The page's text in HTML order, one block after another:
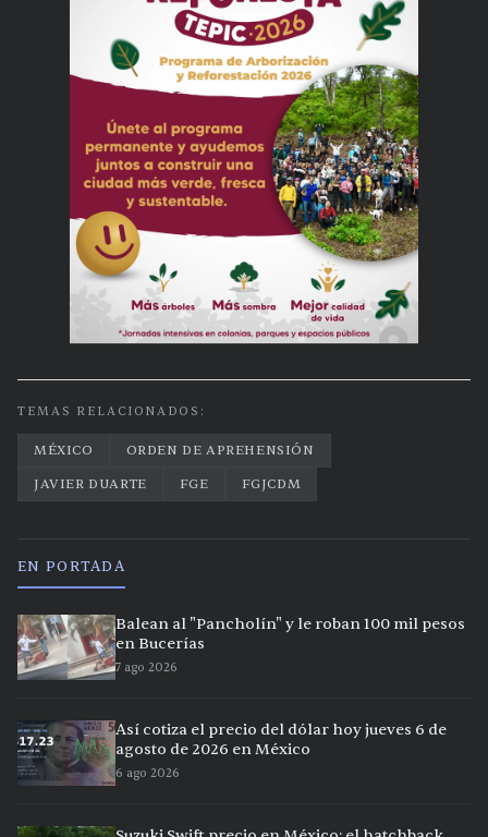
TEMAS RELACIONADOS:
MÉXICO
ORDEN DE APREHENSIÓN
JAVIER DUARTE
FGE FGJCDM
EN PORTADA
Balean al "Pancholín" y le roban 100 mil pesos
en Bucerías
7 ago 2026
Así cotiza el precio del dólar hoy jueves 6 de
agosto de 2026 en México
6 ago 2026